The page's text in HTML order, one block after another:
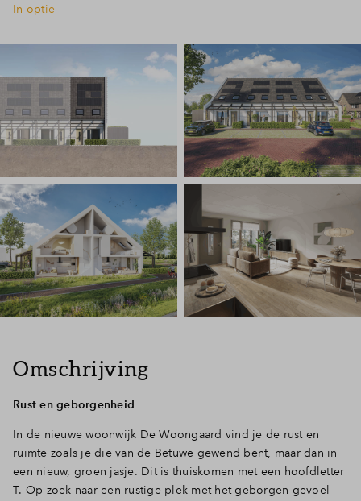
In optie
Omschrijving
Rust en geborgenheid
In de nieuwe woonwijk De Woongaard vind je de rust en
ruimte zoals je die van de Betuwe gewend bent, maar dan in
een nieuw, groen jasje. Dit is thuiskomen met een hoofdletter
T. Op zoek naar een rustige plek met het geborgen gevoel